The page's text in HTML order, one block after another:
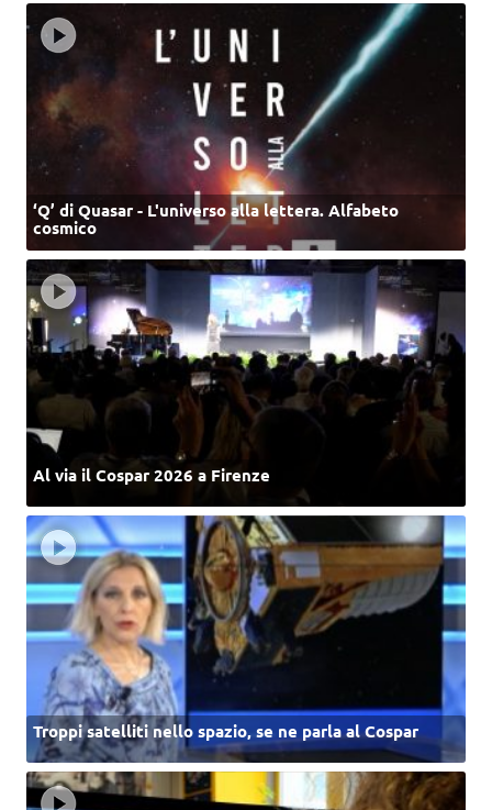
‘Q’ di Quasar - L'universo alla lettera. Alfabeto
cosmico
Al via il Cospar 2026 a Firenze
Troppi satelliti nello spazio, se ne parla al Cospar